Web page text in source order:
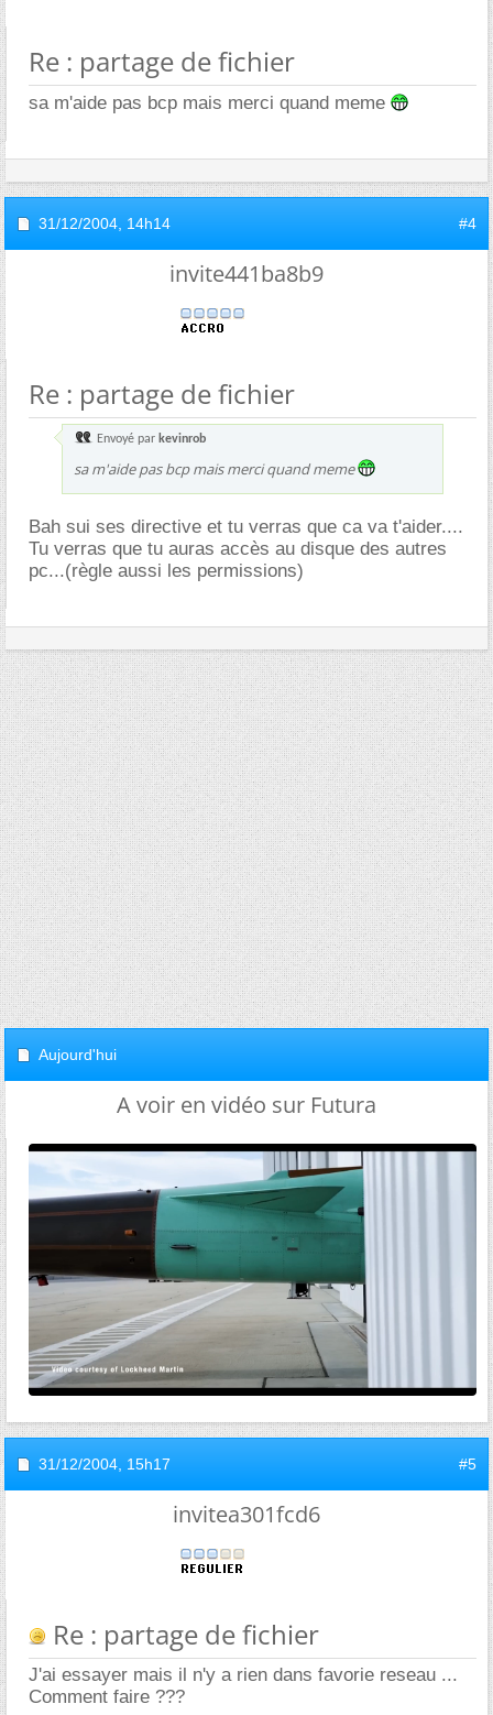
Re : partage de fichier
sa m'aide pas bcp mais merci quand meme
31/12/2004, 14h14 #4
invite441ba8b9
Re : partage de fichier
Envoyé par kevinrob
sa m'aide pas bcp mais merci quand meme
Bah sui ses directive et tu verras que ca va t'aider....
Tu verras que tu auras accès au disque des autres
pc...(règle aussi les permissions)
Aujourd'hui
A voir en vidéo sur Futura
31/12/2004, 15h17 #5
invitea301fcd6
Re : partage de fichier
J'ai essayer mais il n'y a rien dans favorie reseau ...
Comment faire ???